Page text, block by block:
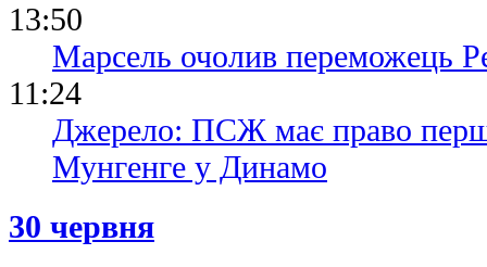
13:50
Марсель очолив переможець
11:24
Джерело: ПСЖ має право
Мунгенге у Динамо
30 червня